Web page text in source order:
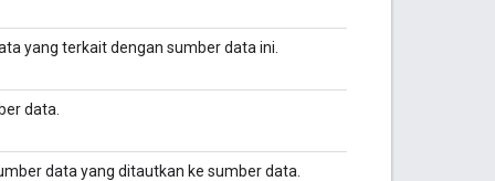
yang terkait dengan sumber data ini.
data.
data yang ditautkan ke sumber data.